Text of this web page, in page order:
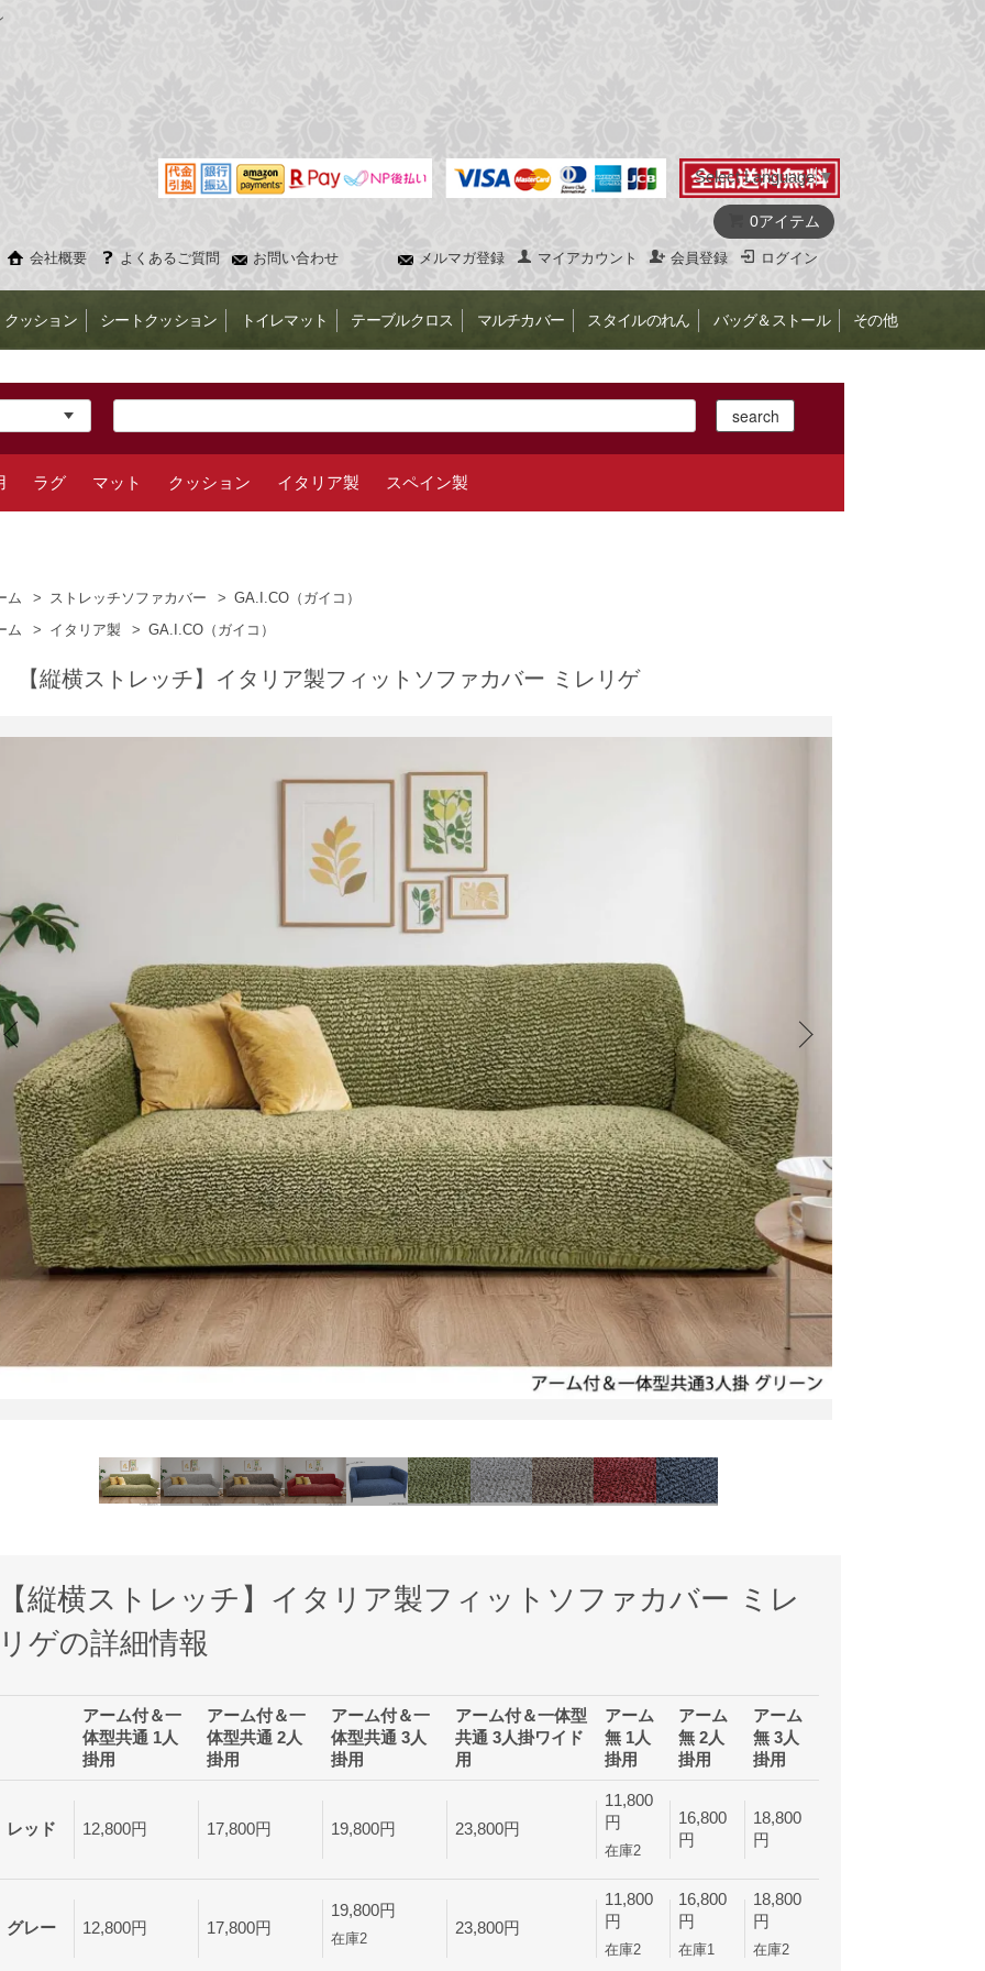
0アイテム
会社概要 よくあるご質問 お問い合わせ メルマガ登録 マイアカウント 会員登録 ログイン
Select Language▼
クッション シートクッション トイレマット テーブルクロス マルチカバー スタイルのれん バッグ＆ストール その他
ラグ マット クッション イタリア製 スペイン製
ム > ストレッチソファカバー > GA.I.CO（ガイコ）
ム > イタリア製 > GA.I.CO（ガイコ）
【縦横ストレッチ】イタリア製フィットソファカバー ミレリゲ